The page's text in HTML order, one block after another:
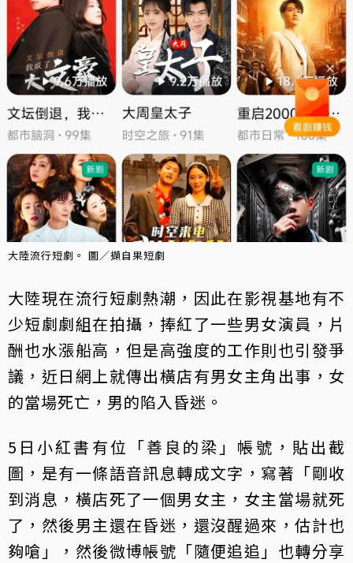
大陸流行短劇。 圖／擷自果短劇
大陸現在流行短劇熱潮，因此在影視基地有不
少短劇劇組在拍攝，捧紅了一些男女演員，片
酬也水漲船高，但是高強度的工作則也引發爭
議，近日網上就傳出橫店有男女主角出事，女
的當場死亡，男的陷入昏迷。
5日小紅書有位「善良的梁」帳號，貼出截
圖，是有一條語音訊息轉成文字，寫著「剛收
到消息，橫店死了一個男女主，女主當場就死
了，然後男主還在昏迷，還沒醒過來，估計也
夠嗆」，然後微博帳號「隨便追追」也轉分享